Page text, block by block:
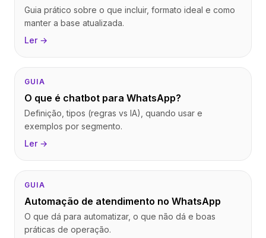
Guia prático sobre o que incluir, formato ideal e como
manter a base atualizada.
Ler →
GUIA
O que é chatbot para WhatsApp?
Definição, tipos (regras vs IA), quando usar e
exemplos por segmento.
Ler →
GUIA
Automação de atendimento no WhatsApp
O que dá para automatizar, o que não dá e boas
práticas de operação.